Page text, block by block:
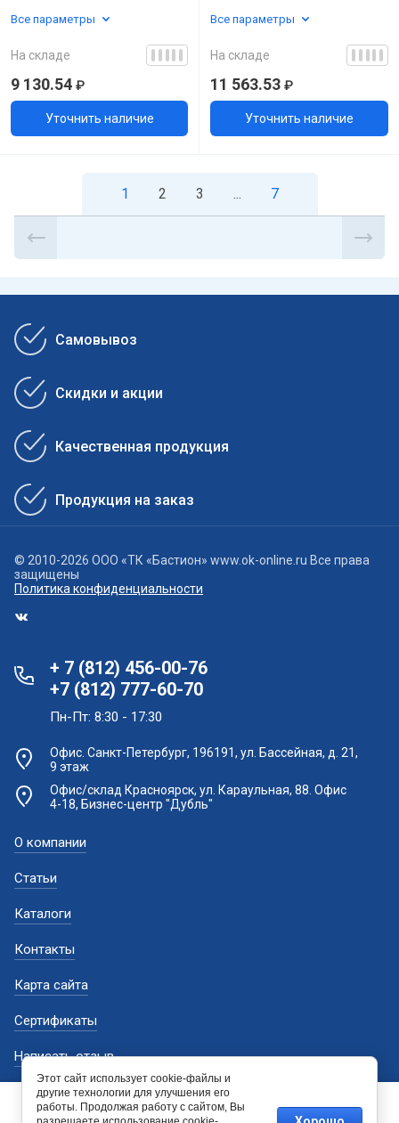
Все параметры
На складе
9 130.54 ₽
Уточнить наличие
Все параметры
На складе
11 563.53 ₽
Уточнить наличие
1 2 3 ... 7
Самовывоз
Скидки и акции
Качественная продукция
Продукция на заказ
© 2010-2026 ООО «ТК «Бастион» www.ok-online.ru Все права
защищены
Политика конфиденциальности
+ 7 (812) 456-00-76
+7 (812) 777-60-70
Пн-Пт: 8:30 - 17:30
Офис. Санкт-Петербург, 196191, ул. Бассейная, д. 21,
9 этаж
Офис/склад Красноярск, ул. Караульная, 88. Офис
4-18, Бизнес-центр "Дубль"
О компании
Статьи
Каталоги
Контакты
Карта сайта
Сертификаты
Написать отзыв
Поиск по сайту
Этот сайт использует cookie-файлы и
другие технологии для улучшения его
работы. Продолжая работу с сайтом, Вы
Этот сайт использует файлы cookie и метаданные. Продолжая
просматривать его, вы соглашаетесь на использование нами